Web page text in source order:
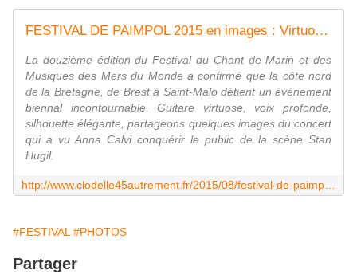
FESTIVAL DE PAIMPOL 2015 en images : Virtuosité et élégance d' ANNA CALVI - VIVRE AUTREMENT VOS LOISIRS avec Clodelle
La douzième édition du Festival du Chant de Marin et des
Musiques des Mers du Monde a confirmé que la côte nord
de la Bretagne, de Brest à Saint-Malo détient un événement
biennal incontournable. Guitare virtuose, voix profonde,
silhouette élégante, partageons quelques images du concert
qui a vu Anna Calvi conquérir le public de la scène Stan
Hugil.
#FESTIVAL #PHOTOS
Partager